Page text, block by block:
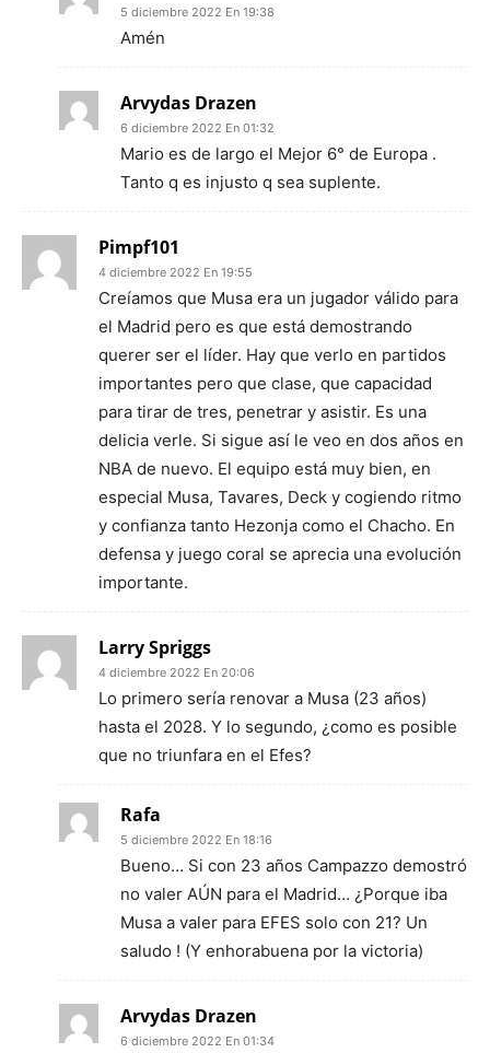
5 diciembre 2022 En 19:38
Amén
Arvydas Drazen
6 diciembre 2022 En 01:32
Mario es de largo el Mejor 6° de Europa .
Tanto q es injusto q sea suplente.
Pimpf101
4 diciembre 2022 En 19:55
Creíamos que Musa era un jugador válido para
el Madrid pero es que está demostrando
querer ser el líder. Hay que verlo en partidos
importantes pero que clase, que capacidad
para tirar de tres, penetrar y asistir. Es una
delicia verle. Si sigue así le veo en dos años en
NBA de nuevo. El equipo está muy bien, en
especial Musa, Tavares, Deck y cogiendo ritmo
y confianza tanto Hezonja como el Chacho. En
defensa y juego coral se aprecia una evolución
importante.
Larry Spriggs
4 diciembre 2022 En 20:06
Lo primero sería renovar a Musa (23 años)
hasta el 2028. Y lo segundo, ¿como es posible
que no triunfara en el Efes?
Rafa
5 diciembre 2022 En 18:16
Bueno… Si con 23 años Campazzo demostró
no valer AÚN para el Madrid… ¿Porque iba
Musa a valer para EFES solo con 21? Un
saludo ! (Y enhorabuena por la victoria)
Arvydas Drazen
6 diciembre 2022 En 01:34